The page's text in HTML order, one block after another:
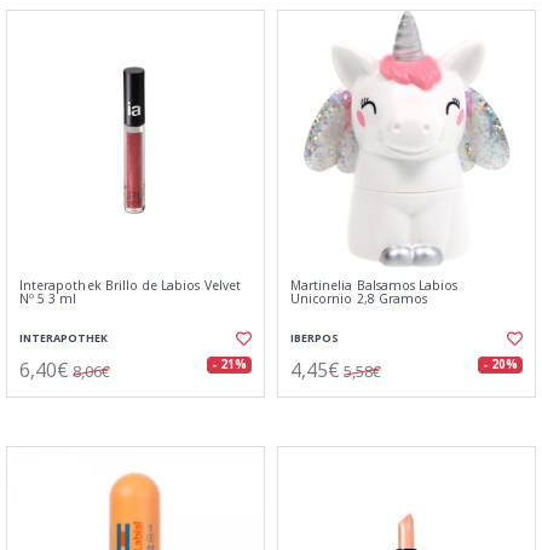
Interapothek Brillo de Labios Velvet
Nº 5 3 ml
INTERAPOTHEK
6,40€ 8,06€ - 21%
Martinelia Balsamos Labios
Unicornio 2,8 Gramos
IBERPOS
4,45€ 5,58€ - 20%